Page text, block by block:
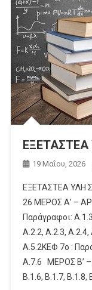
ΕΞΕΤΑΣΤΕΑ
19 Μαΐου, 2026
ΕΞΕΤΑΣΤΕΑ ΥΛΗ
26 ΜΕΡΟΣ Α’ –
Παράγραφοι:
Α.2.2, Α.2.3,
Α.5.2ΚΕΦ 7ο :
Α.7.6 ΜΕΡΟΣ Β’ –
Β.1.6, Β.1.7, Β.1.8,